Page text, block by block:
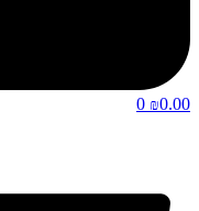
₪0.00
0